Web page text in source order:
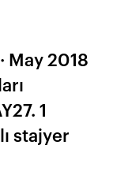
May 2018
1
stajyer